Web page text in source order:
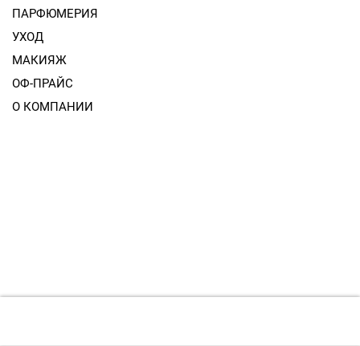
ПАРФЮМЕРИЯ
УХОД
МАКИЯЖ
ОФ-ПРАЙС
О КОМПАНИИ